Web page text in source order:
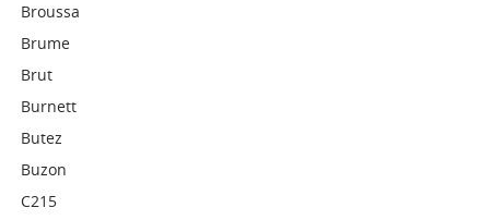
Broussa
Brume
Brut
Burnett
Butez
Buzon
C215